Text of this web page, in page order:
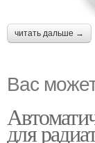
читать дальше →
Вас
для